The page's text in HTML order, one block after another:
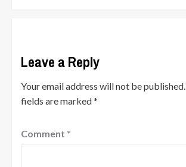
Leave a Reply
Your email address will not be published.
fields are marked*
Comment *